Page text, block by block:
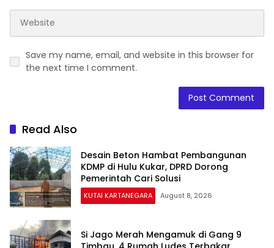
Save my name, email, and website in this browser for
the next time I comment.
Read Also
Desain Beton Hambat Pembangunan
KDMP di Hulu Kukar, DPRD Dorong
Pemerintah Cari Solusi
KUTAI KARTANEGARA August 8, 2026
Si Jago Merah Mengamuk di Gang 9